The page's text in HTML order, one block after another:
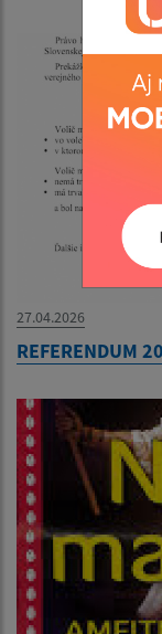
27.04.2026
REFERENDUM